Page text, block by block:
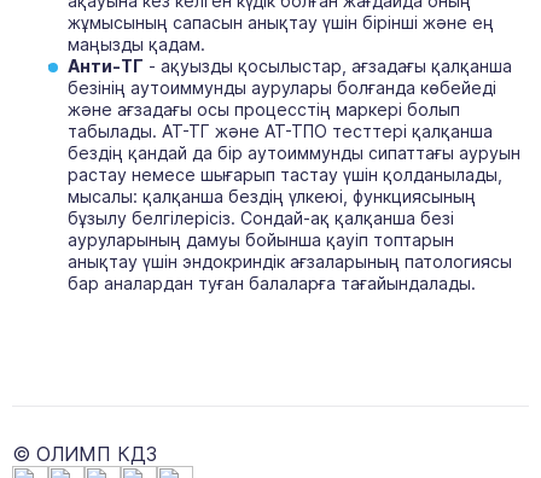
жұмысының сапасын анықтау үшін бірінші және ең
маңызды қадам.
Анти-ТГ - ақуызды қосылыстар, ағзадағы қалқанша
безінің аутоиммунды аурулары болғанда көбейеді
және ағзадағы осы процесстің маркері болып
табылады. АТ-ТГ және АТ-ТПО тесттері қалқанша
бездің қандай да бір аутоиммунды сипаттағы ауруын
растау немесе шығарып тастау үшін қолданылады,
мысалы: қалқанша бездің үлкеюі, функциясының
бұзылу белгілерісіз. Сондай-ақ қалқанша безі
ауруларының дамуы бойынша қауіп топтарын
анықтау үшін эндокриндік ағзаларының патологиясы
бар аналардан туған балаларға тағайындалады.
© ОЛИМП КДЗ